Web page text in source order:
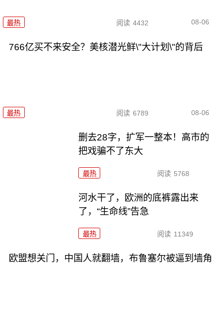
最热 阅读 4432 08-06
766亿买不来安全？美核潜光鲜\"大计划\"的背后
最热 阅读 6789 08-06
删去28字，扩军一整本！高市的
把戏骗不了东大
最热 阅读 5768
河水干了，欧洲的底裤露出来
了，“生命线”告急
最热 阅读 11349
欧盟想关门，中国人就翻墙，布鲁塞尔被逼到墙角